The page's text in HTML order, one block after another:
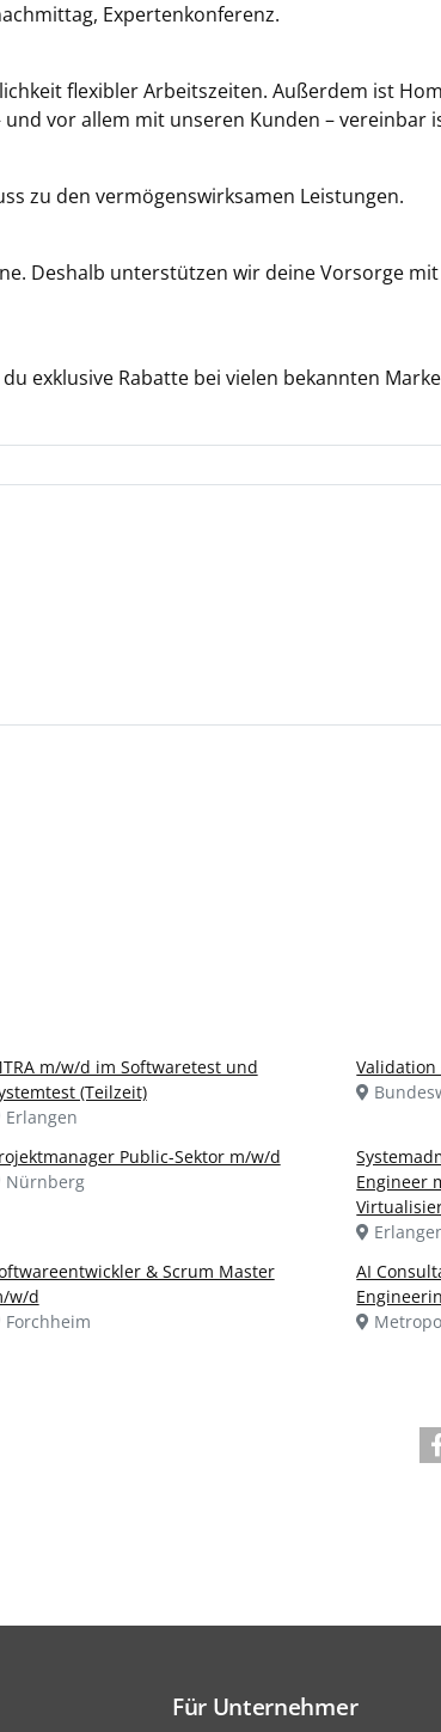
Expertenkonferenz.
flexibler Arbeitszeiten. Außerdem ist
vor allem mit unseren Kunden – vereinbar
zu den vermögenswirksamen Leistungen.
Deshalb unterstützen wir deine Vorsorge
exklusive Rabatte bei vielen bekannten
m/w/d im Softwaretest und
(Teilzeit)
Erlangen
Public-Sektor m/w/d
Nürnberg
Engineer
& Scrum Master
w/d
Forchheim
AI
Für Unternehmer